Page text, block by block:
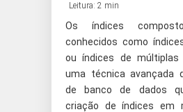
Leitura: 2 min
Os índices
conhecidos como
ou índices de múltiplas
uma técnica avançada
de banco de dados
criação de índices em